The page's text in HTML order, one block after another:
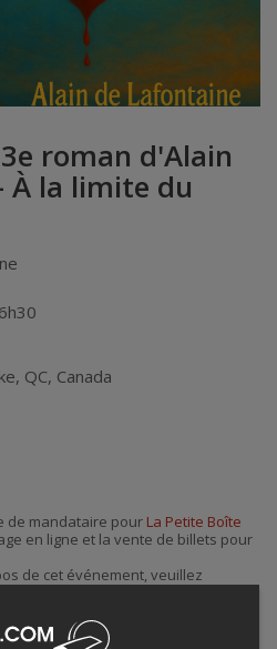
roman d'Alain
À la limite du
, QC, Canada
de mandataire pour La Petite Boîte
en ligne et la vente de billets pour
de cet événement, veuillez